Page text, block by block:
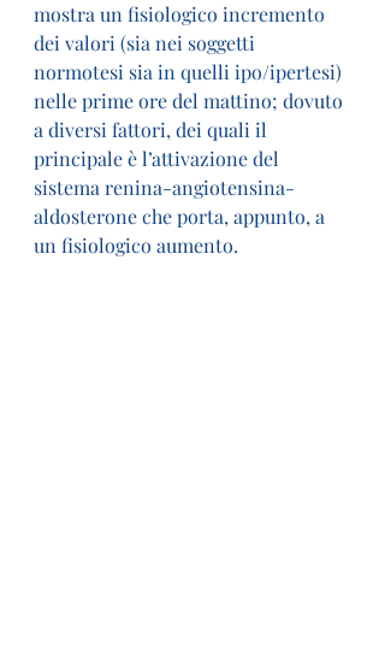
mostra un fisiologico incremento
dei valori (sia nei soggetti
normotesi sia in quelli ipo/ipertesi)
nelle prime ore del mattino; dovuto
a diversi fattori, dei quali il
principale è l’attivazione del
sistema renina-angiotensina-
aldosterone che porta, appunto, a
un fisiologico aumento.